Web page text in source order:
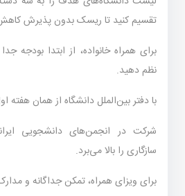
تقسیم کنید تا ریسک بدون پذیرش
برای همراه خانواده، از ابتدا بودجه
نظم دهید.
با دفتر بین‌الملل دانشگاه از همان هفته
شرکت در انجمن‌های دانشجویی
سازگاری را بالا می‌برد.
برای ویزای همراه، تمکن جداگانه و